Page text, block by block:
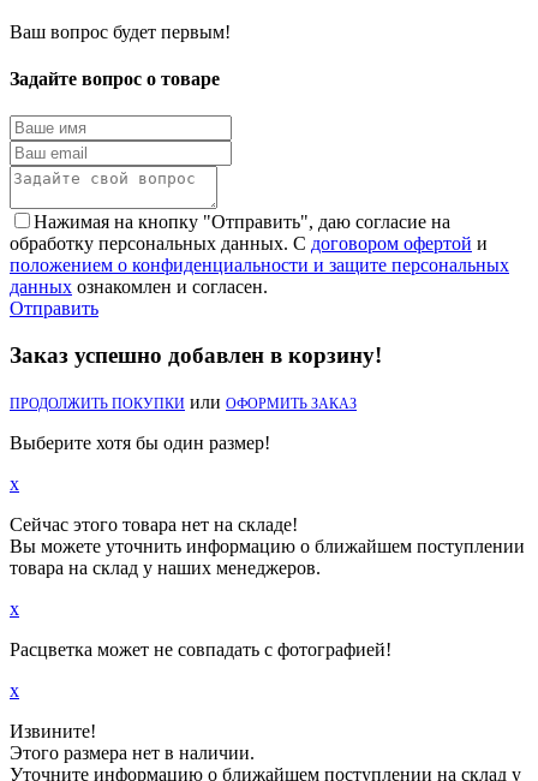
Ваш вопрос будет первым!
Задайте вопрос о товаре
Нажимая на кнопку "Отправить", даю согласие на
обработку персональных данных. С договором офертой и
положением о конфиденциальности и защите персональных
данных ознакомлен и согласен.
Отправить
Заказ успешно добавлен в корзину!
ПРОДОЛЖИТЬ ПОКУПКИ или ОФОРМИТЬ ЗАКАЗ
Выберите хотя бы один размер!
x
Сейчас этого товара нет на складе!
Вы можете уточнить информацию о ближайшем поступлении
товара на склад у наших менеджеров.
x
Расцветка может не совпадать с фотографией!
x
Извините!
Этого размера нет в наличии.
Уточните информацию о ближайшем поступлении на склад у